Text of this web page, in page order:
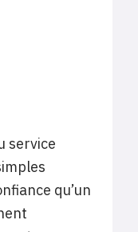
service
qu’un